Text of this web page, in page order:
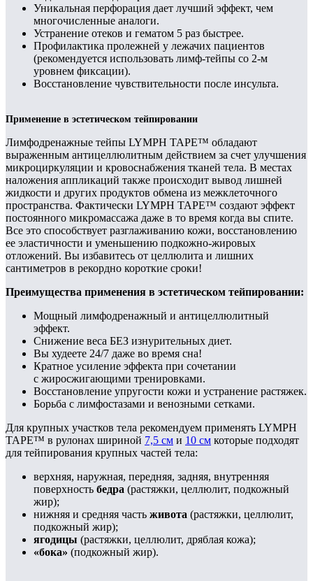
Уникальная перфорация дает лучший эффект, чем
многочисленные аналоги.
Устранение отеков и гематом 5 раз быстрее.
Профилактика пролежней у лежачих пациентов
(рекомендуется использовать лимф-тейпы со 2-м
уровнем фиксации).
Восстановление чувствительности после инсульта.
Применение в эстетическом тейпировании
Лимфодренажные тейпы LYMPH TAPE™ обладают
выраженным антицеллюлитным действием за счет улучшения
микроциркуляции и кровоснабжения тканей тела. В местах
наложения аппликаций также происходит вывод лишней
жидкости и других продуктов обмена из межклеточного
пространства. Фактически LYMPH TAPE™ создают эффект
постоянного микромассажа даже в то время когда вы спите.
Все это способствует разглаживанию кожи, восстановлению
ее эластичности и уменьшению подкожно-жировых
отложений. Вы избавитесь от целлюлита и лишних
сантиметров в рекордно короткие сроки!
Преимущества применения в эстетическом тейпировании:
Мощный лимфодренажный и антицеллюлитный
эффект.
Снижение веса БЕЗ изнурительных диет.
Вы худеете 24/7 даже во время сна!
Кратное усиление эффекта при сочетании
с жиросжигающими тренировками.
Восстановление упругости кожи и устранение растяжек.
Борьба с лимфостазами и венозными сетками.
Для крупных участков тела рекомендуем применять LYMPH
TAPE™ в рулонах шириной 7,5 см и 10 см которые подходят
для тейпирования крупных частей тела:
верхняя, наружная, передняя, задняя, внутренняя
поверхность бедра (растяжки, целлюлит, подкожный
жир);
нижняя и средняя часть живота (растяжки, целлюлит,
подкожный жир);
ягодицы (растяжки, целлюлит, дряблая кожа);
«бока» (подкожный жир).